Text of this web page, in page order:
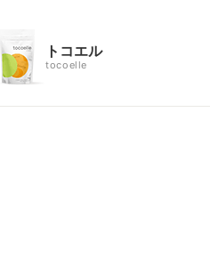
トコエル
tocoelle